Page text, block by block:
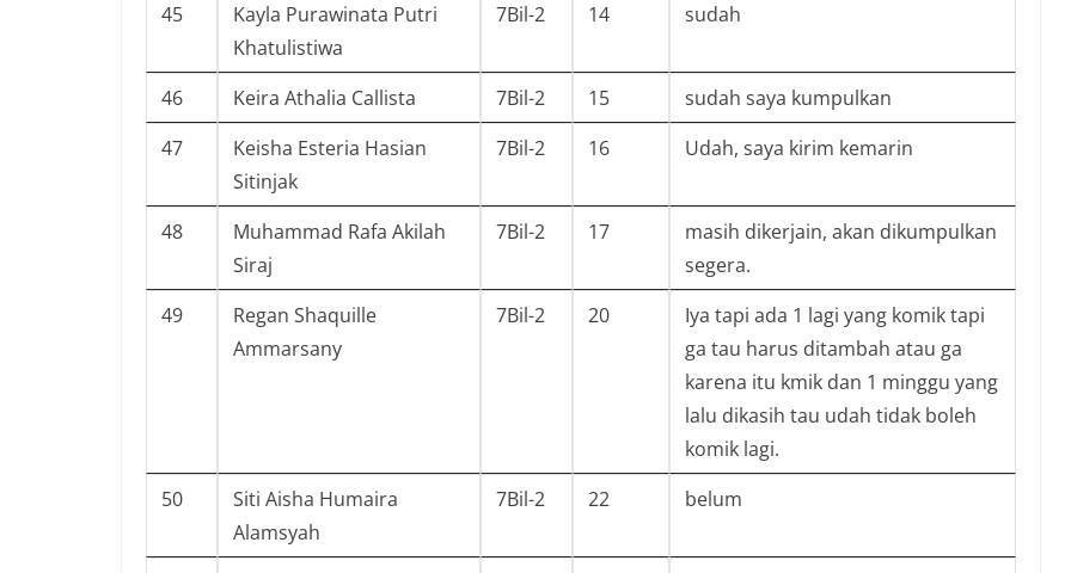
45
Kayla Purawinata Putri
Khatulistiwa
7Bil-2 14 sudah
46 Keira Athalia Callista 7Bil-2 15
sudah saya kumpulkan
47
Keisha Esteria Hasian
Sitinjak
7Bil-2 16 Udah, saya kirim kemarin
48
Muhammad Rafa Akilah
Siraj
7Bil-2 17
masih dikerjain, akan dikumpulkan
segera.
49
Regan Shaquille
Ammarsany
7Bil-2 20
Iya tapi ada 1 lagi yang komik tapi
ga tau harus ditambah atau ga
karena itu kmik dan 1 minggu yang
lalu dikasih tau udah tidak boleh
komik lagi.
50
Siti Aisha Humaira
Alamsyah
7Bil-2 22 belum